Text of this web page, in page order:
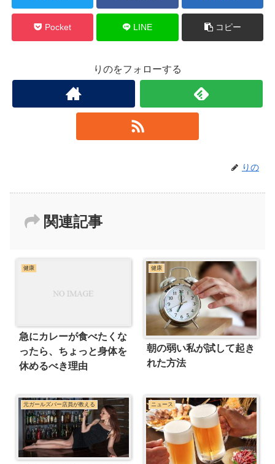
Pocket LINE コピー
りのをフォローする
りの
関連記事
健康
急にカレーが食べたくな
ったら、ちょっと身体を
休めるべき理由
健康
朝の弱い私が試して起き
れた方法
元ガールズバー店員が教える ニュース